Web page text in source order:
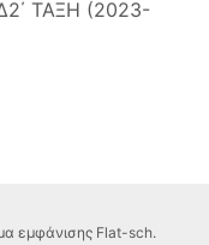
ΤΑΞΗ (2023-
εμφάνισης Flat-sch.